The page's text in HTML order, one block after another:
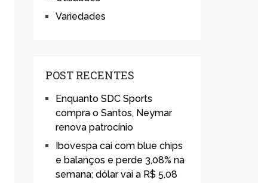
Variedades
POST RECENTES
Enquanto SDC Sports
compra o Santos, Neymar
renova patrocínio
Ibovespa cai com blue chips
e balanços e perde 3,08% na
semana; dólar vai a R$ 5,08